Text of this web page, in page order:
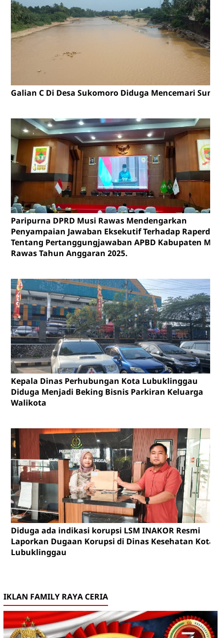
Galian C Di Desa Sukomoro Diduga Mencemari
Paripurna DPRD Musi Rawas Mendengarkan
Penyampaian Jawaban Eksekutif Terhadap Raperda
Tentang Pertanggungjawaban APBD Kabupaten
Rawas Tahun Anggaran 2025.
Kepala Dinas Perhubungan Kota Lubuklinggau
Diduga Menjadi Beking Bisnis Parkiran Keluarga
Walikota
Diduga ada indikasi korupsi LSM INAKOR Resmi
Laporkan Dugaan Korupsi di Dinas Kesehatan Kota
Lubuklinggau
IKLAN FAMILY RAYA CERIA